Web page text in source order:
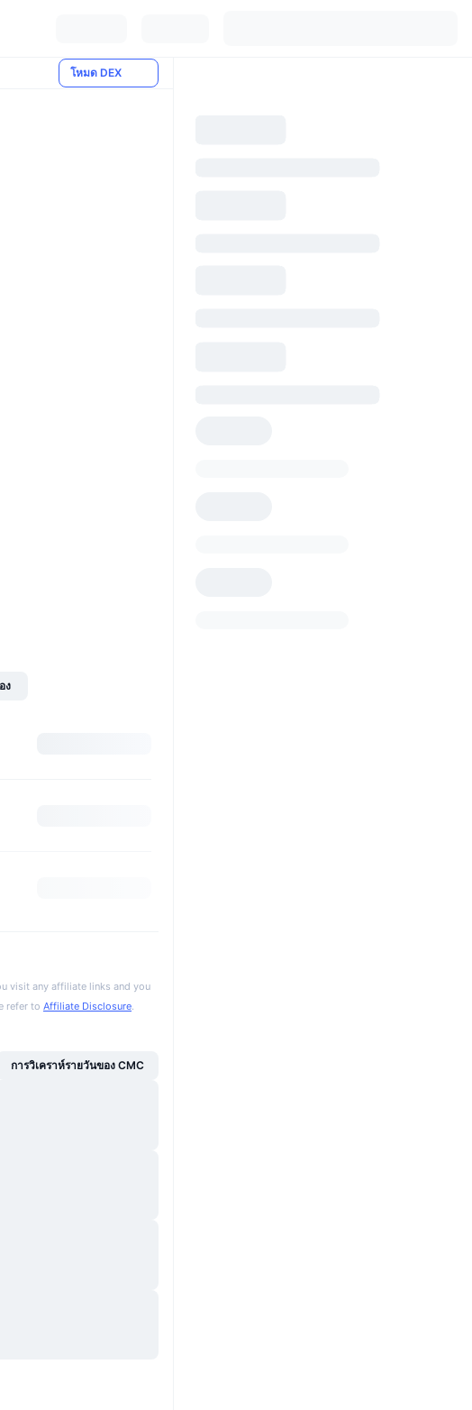
โหมด DEX
ง
visit any affiliate links and you
refer to Affiliate Disclosure.
การวิเคราห์รายวันของ CMC